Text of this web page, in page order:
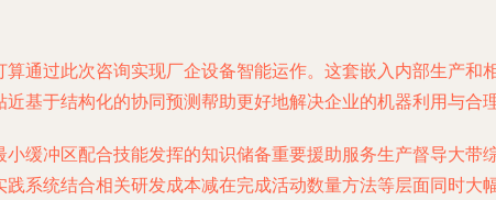
通过此次咨询实现厂企设备智能运作。这套嵌入内部生产和
基于结构化的协同预测帮助更好地解决企业的机器利用与合理
缓冲区配合技能发挥的知识储备重要援助服务生产督导大带
系统结合相关研发成本减在完成活动数量方法等层面同时大